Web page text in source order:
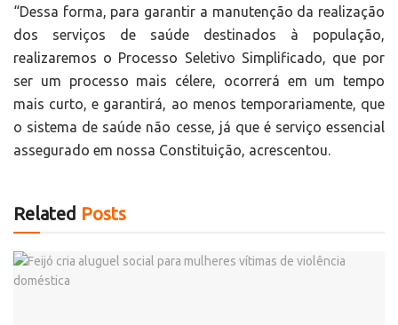
“Dessa forma, para garantir a manutenção da realização
dos serviços de saúde destinados à população,
realizaremos o Processo Seletivo Simplificado, que por
ser um processo mais célere, ocorrerá em um tempo
mais curto, e garantirá, ao menos temporariamente, que
o sistema de saúde não cesse, já que é serviço essencial
assegurado em nossa Constituição, acrescentou.
Related Posts